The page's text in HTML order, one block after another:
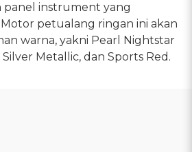
instrument yang
petualang ringan ini akan
warna, yakni Pearl Nightstar
Metallic, dan Sports Red.